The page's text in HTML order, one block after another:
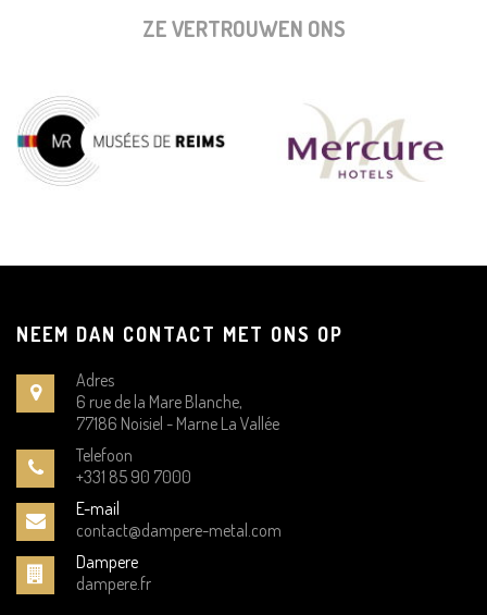
ZE VERTROUWEN ONS
NEEM DAN CONTACT MET ONS OP
Adres
6 rue de la Mare Blanche,
77186 Noisiel - Marne La Vallée
Telefoon
+331 85 90 7000
E-mail
contact@dampere-metal.com
Dampere
dampere.fr